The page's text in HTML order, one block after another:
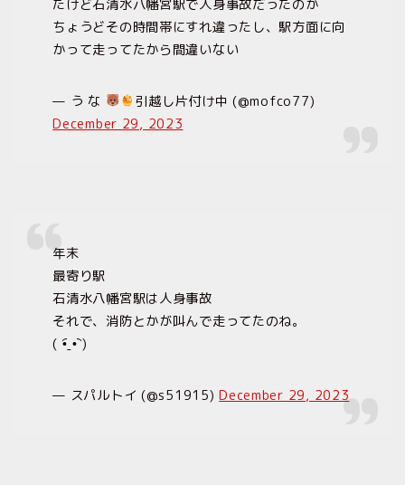
たけど石清水八幡宮駅で人身事故だったのか
ちょうどその時間帯にすれ違ったし、駅方面に向
かって走ってたから間違いない
— う な‎
引越し片付け中 (@mofco77)
December 29, 2023
年末
最寄り駅
石清水八幡宮駅は人身事故
それで、消防とかが叫んで走ってたのね。
( •︠ˍ•︡ )
— スパルトイ (@s51915)December 29, 2023